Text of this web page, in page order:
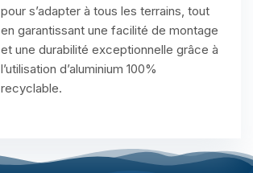
pour s’adapter à tous les terrains, tout
en garantissant une facilité de montage
et une durabilité exceptionnelle grâce à
l’utilisation d’aluminium 100%
recyclable.